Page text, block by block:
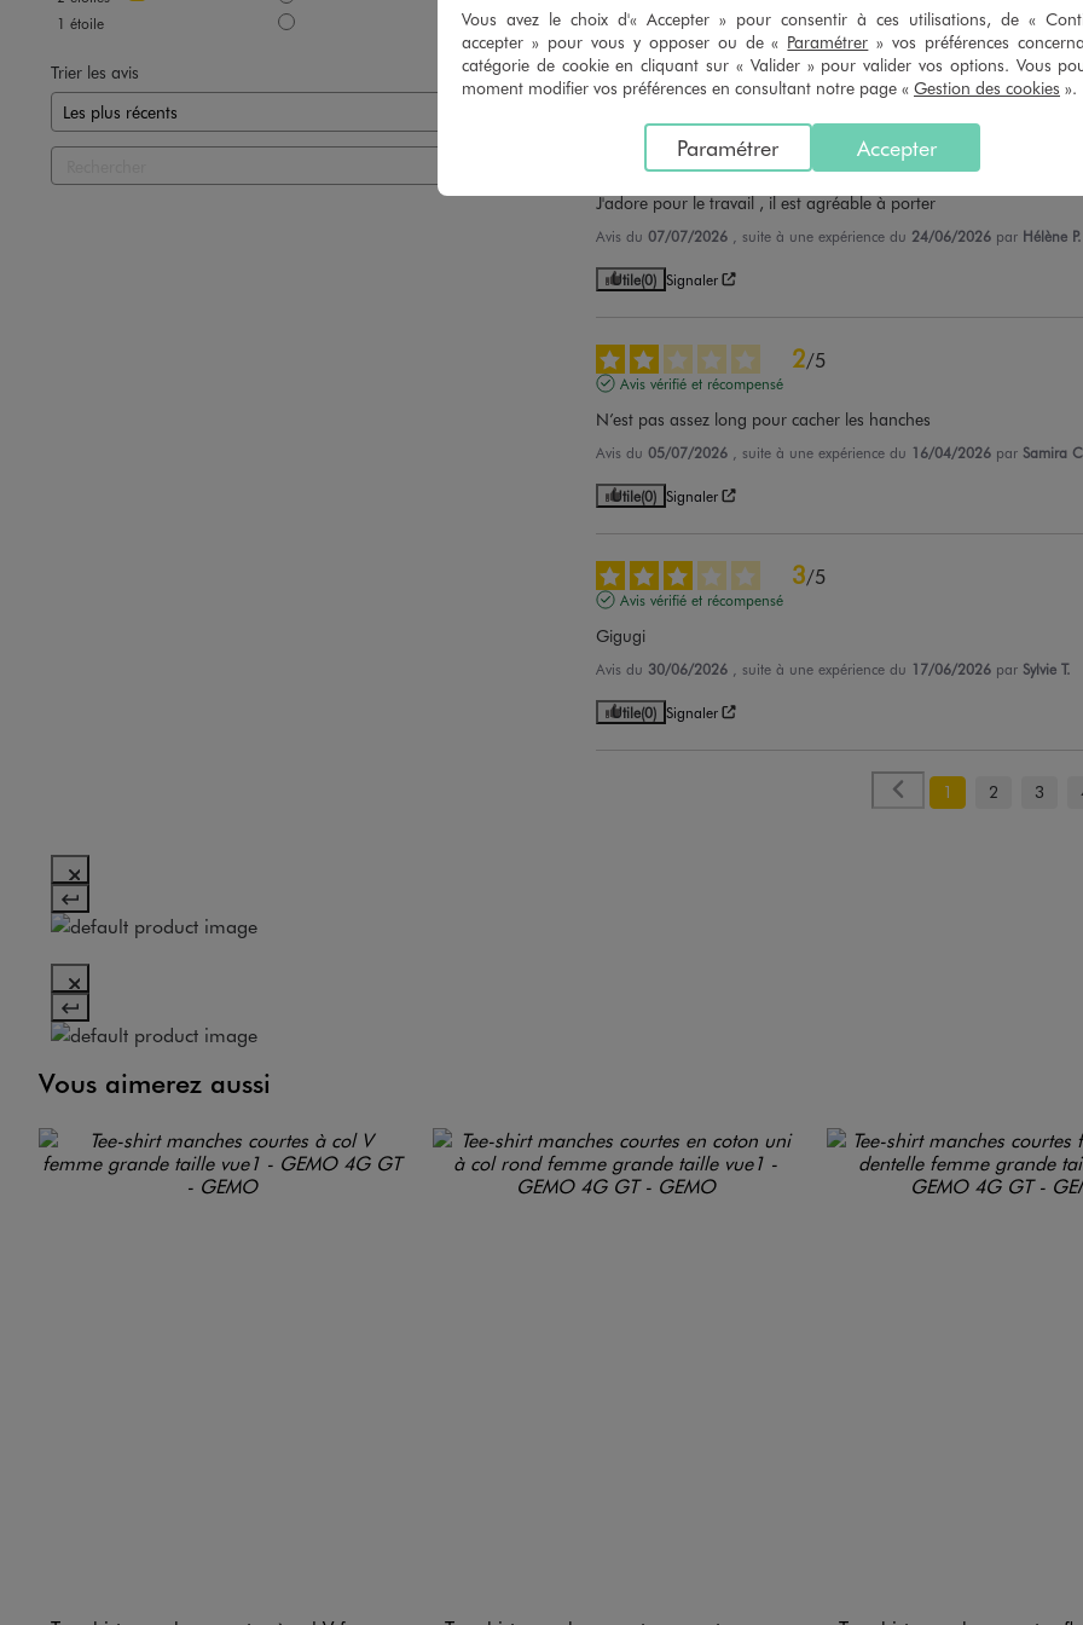
1 étoile 0
Trier les avis
Avis du09/07/2026 , suite à une expérience du26/06/2026 par Edith G.
Utile (0) Signaler
Avis vérifié et récompensé
J'adore pour le travail , il est agréable à porter
Avis du 07/07/2026 , suite à une expérience du 24/06/2026 par Hélène P.
Utile(0) Signaler
2/5
Avis vérifié et récompensé
N’est pas assez long pour cacher les hanches
Avis du 05/07/2026 , suite à une expérience du 16/04/2026 par Samira
Utile(0) Signaler
3/5
Avis vérifié et récompensé
Gigugi
Avis du 30/06/2026 , suite à une expérience du 17/06/2026 par Sylvie T.
Utile(0) Signaler
1 2 3
Vous aimerez aussi
Vous avez le choix d'« Accepter » pour consentir à ces utilisations, de «
accepter » pour vous y opposer ou de « Paramétrer » vos préférences
catégorie de cookie en cliquant sur « Valider » pour valider vos options. Vous
moment modifier vos préférences en consultant notre page « Gestion des cookies ».
Accepter
Paramétrer